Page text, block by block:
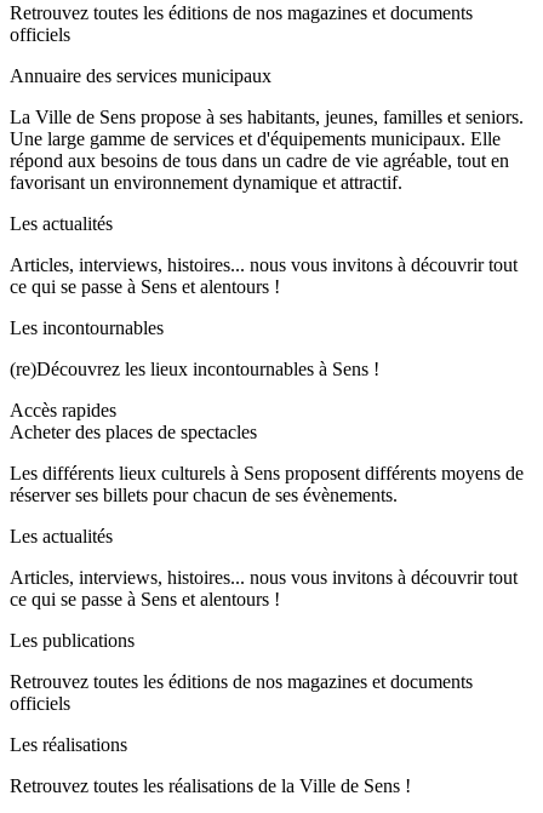
Retrouvez toutes les éditions de nos magazines et documents
officiels
Annuaire des services municipaux
La Ville de Sens propose à ses habitants, jeunes, familles et seniors.
Une large gamme de services et d'équipements municipaux. Elle
répond aux besoins de tous dans un cadre de vie agréable, tout en
favorisant un environnement dynamique et attractif.
Les actualités
Articles, interviews, histoires... nous vous invitons à découvrir tout
ce qui se passe à Sens et alentours !
Les incontournables
(re)Découvrez les lieux incontournables à Sens !
Accès rapides
Acheter des places de spectacles
Les différents lieux culturels à Sens proposent différents moyens de
réserver ses billets pour chacun de ses évènements.
Les actualités
Articles, interviews, histoires... nous vous invitons à découvrir tout
ce qui se passe à Sens et alentours !
Les publications
Retrouvez toutes les éditions de nos magazines et documents
officiels
Les réalisations
Retrouvez toutes les réalisations de la Ville de Sens !